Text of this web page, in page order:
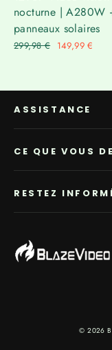
nocturne | A280W
panneaux solaires
Prix
299,98 € Prix
149,99 €
ASSISTANCE
CE QUE VOUS
RESTEZ
© 2026